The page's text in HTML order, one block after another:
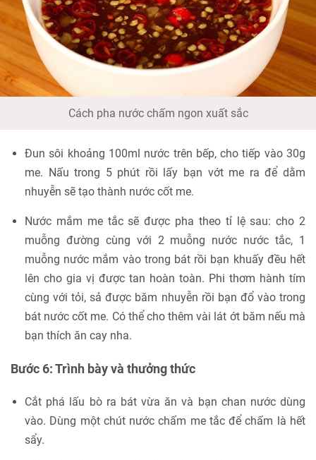
Cách pha nước chấm ngon xuất sắc
Đun sôi khoảng 100ml nước trên bếp, cho tiếp vào 30g
me. Nấu trong 5 phút rồi lấy bạn vớt me ra để dằm
nhuyễn sẽ tạo thành nước cốt me.
Nước mắm me tắc sẽ được pha theo tỉ lệ sau: cho 2
muỗng đường cùng với 2 muỗng nước nước tắc, 1
muỗng nước mắm vào trong bát rồi bạn khuấy đều hết
lên cho gia vị được tan hoàn toàn. Phi thơm hành tím
cùng với tỏi, sả được băm nhuyễn rồi bạn đổ vào trong
bát nước cốt me. Có thể cho thêm vài lát ớt băm nếu mà
bạn thích ăn cay nha.
Bước 6: Trình bày và thưởng thức
Cắt phá lấu bò ra bát vừa ăn và bạn chan nước dùng
vào. Dùng một chút nước chấm me tắc để chấm là hết
sẩy.